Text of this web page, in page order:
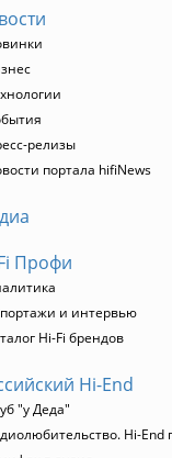
релизы
портала hifiNews
Профи
и интервью
Hi-Fi брендов
Hi-End
"у Деда"
Hi-End